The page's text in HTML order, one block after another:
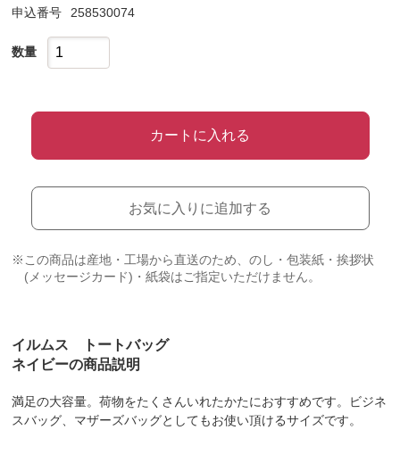
申込番号 258530074
数量
カートに入れる
お気に入りに追加する
※この商品は産地・工場から直送のため、のし・包装紙・挨拶状
(メッセージカード)・紙袋はご指定いただけません。
イルムス トートバッグ
ネイビーの商品説明
満足の大容量。荷物をたくさんいれたかたにおすすめです。ビジネ
スバッグ、マザーズバッグとしてもお使い頂けるサイズです。